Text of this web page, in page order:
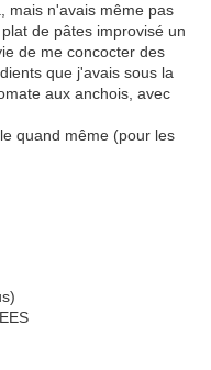
mais n'avais même pas
de pâtes improvisé un
de me concocter des
que j'avais sous la
aux anchois, avec
quand même (pour les